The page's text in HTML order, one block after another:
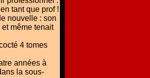
tant que prof !
nouvelle : son
même tenait
4 tomes
années à
la sous-